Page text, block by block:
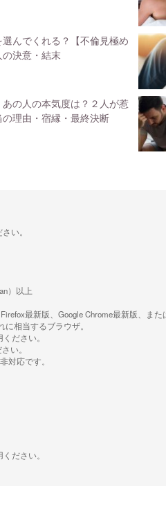
んでくれる？【不倫見極め
決意・結末
あの人の本気度は？２人が惹
理由・宿縁・最終決断
い。
）以上
最新版、Google Chrome最新版、また
に相当するブラウザ。
ださい。
い。
対応です。
ださい。